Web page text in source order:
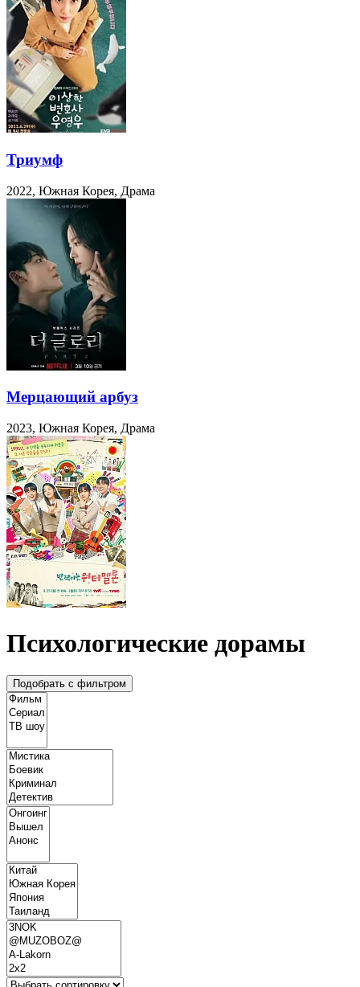
Триумф
2022, Южная Корея, Драма
Мерцающий арбуз
2023, Южная Корея, Драма
Психологические дорамы
Подобрать с фильтром